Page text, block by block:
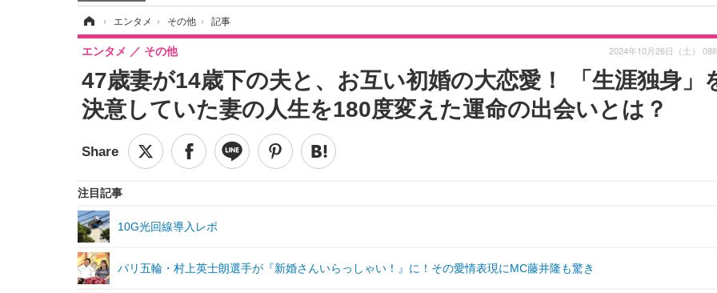
› エンタメ › その他 › 記事
47歳妻が14歳下の夫と、お互い初婚の大恋愛！ 「生涯独身」
決意していた妻の人生を180度変えた運命の出会いとは？
エンタメ その他 2024年10月26日（土） 08
注目記事
10G光回線導入レポ
パリ五輪・村上英士朗選手が『新婚さんいらっしゃい！』に！その愛情表現にMC藤井隆も驚き